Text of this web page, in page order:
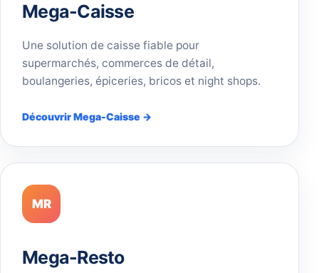
Mega-Caisse
Une solution de caisse fiable pour
supermarchés, commerces de détail,
boulangeries, épiceries, bricos et night shops.
Découvrir Mega-Caisse →
MR
Mega-Resto